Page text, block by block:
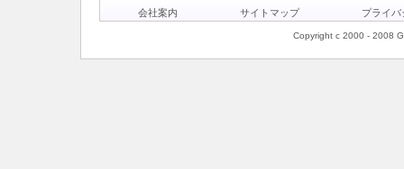
会社案内 サイトマップ プライバ
Copyright c 2000 - 2008